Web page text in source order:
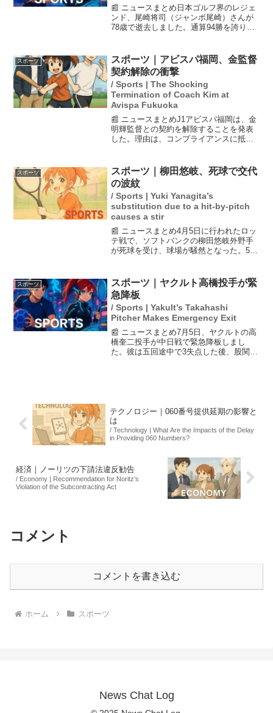
📰 ニュースまとめ日本ゴルフ界のレジェ
ンド、尾崎将司（ジャンボ尾崎）さんが
78歳で逝去しました。通算94勝を誇り、
の成果の一例です。尾崎さんの教えは、
弟子たちに技術だけ...
スポーツ
スポーツ｜アビスパ福岡、金監督
契約解除の衝撃
/ Sports | The Shocking
Termination of Coach Kim at
Avispa Fukuoka
📰 ニュースまとめJ1アビスパ福岡は、金
明輝監督との契約を解除することを発表
した。理由は、コンプライアンスに抵触
受けており、今回の解除はチーム始動日
に発表された。クラブ...
スポーツ
スポーツ｜柳田悠岐、死球で交代
の波紋
/ Sports | Yuki Yanagita’s
substitution due to a hit-by-pitch
causes a stir
📰 ニュースまとめ4月5日に行われたロッ
テ戦で、ソフトバンクの柳田悠岐外野手
が死球を受け、球場が騒然となった。5回
療後に一時的にプレーを続けたものの、
守備中に交代を...
スポーツ
スポーツ｜ヤクルト高橋投手が緊
急降板
/ Sports | Yakult’s Takahashi
Pitcher Makes Emergency Exit
📰 ニュースまとめ7月5日、ヤクルトの高
橋奎二投手が中日戦で緊急降板しまし
た。彼は五回途中で3失点した後、股関節
テクノロジー｜060番号提供延期の影響と
は
/ Technology | What Are the Impacts of the Delay
in Providing 060 Numbers?
経済｜ノーリツの下請法違反勧告
/ Economy | Recommendation for Noritz’s
Violation of the Subcontracting Act
コメント
コメントを書き込む
ホーム スポーツ
News Chat Log